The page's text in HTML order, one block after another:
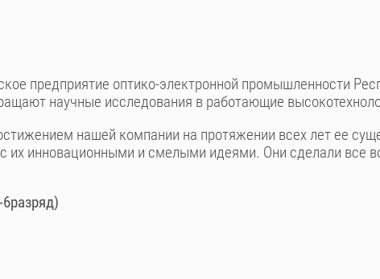
предприятие оптико-электронной промышленности
научные исследования в работающие
нашей компании на протяжении всех лет ее
их инновационными и смелыми идеями. Они сделали все